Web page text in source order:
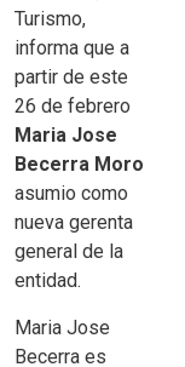
Turismo,
informa que a
partir de este
26 de febrero
Maria Jose
Becerra Moro
asumio como
nueva gerenta
general de la
entidad.
Maria Jose
Becerra es